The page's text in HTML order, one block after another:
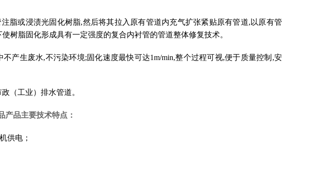
脂或浸渍光固化树脂,然后将其拉入原有管道内充气扩张紧贴原有管道,以原有管
树脂固化形成具有一定强度的复合内衬管的管道整体修复技术。
产生废水,不污染环境;固化速度最快可达1m/min,整个过程可视,便于质量控制,安
（工业）排水管道。
产品主要技术特点：
供电；